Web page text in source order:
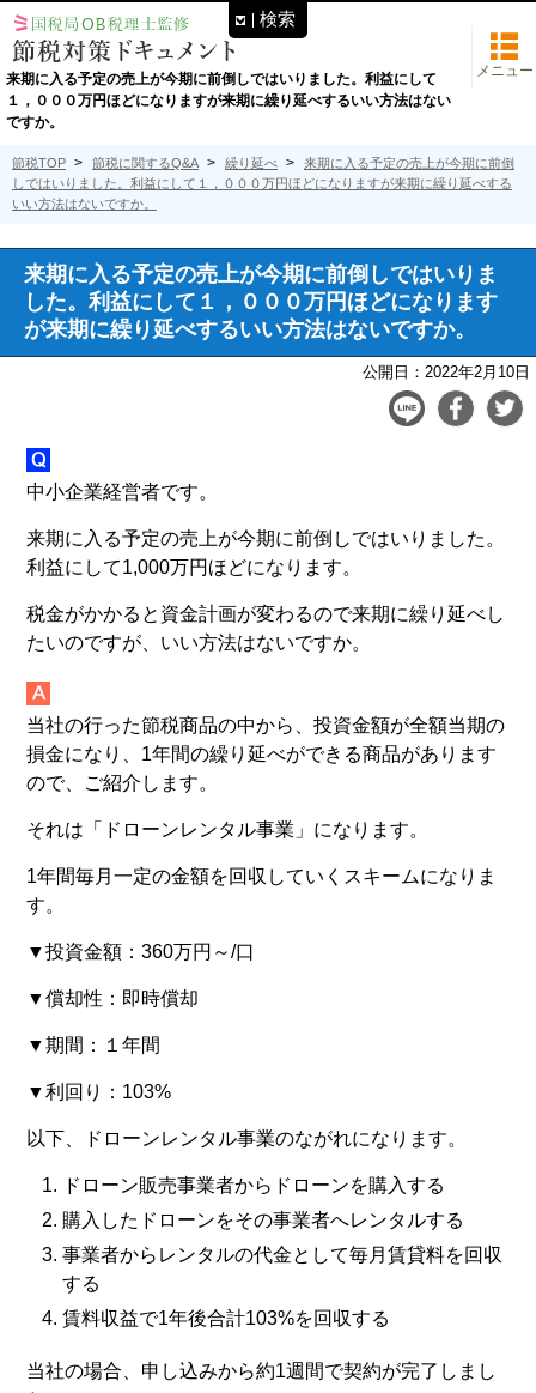
来期に入る予定の売上が今期に前倒しではいりました。利益にして
１，０００万円ほどになりますが来期に繰り延べするいい方法はない
ですか。
メニュー
節税TOP 節税に関するQ&A 繰り延べ
来期に入る予定の売上が今期に前倒
しではいりました。利益にして１，０００万円ほどになりますが来期に繰り延べする
いい方法はないですか。
来期に入る予定の売上が今期に前倒しではいりま
した。利益にして１，０００万円ほどになります
が来期に繰り延べするいい方法はないですか。
公開日： 2022年2月10日
中小企業経営者です。
来期に入る予定の売上が今期に前倒しではいりました。
利益にして1,000万円ほどになります。
税金がかかると資金計画が変わるので来期に繰り延べし
たいのですが、いい方法はないですか。
当社の行った節税商品の中から、投資金額が全額当期の
損金になり、1年間の繰り延べができる商品があります
ので、ご紹介します。
それは「ドローンレンタル事業」になります。
1年間毎月一定の金額を回収していくスキームになりま
す。
▼投資金額：360万円～/口
▼償却性：即時償却
▼期間：１年間
▼利回り：103%
以下、ドローンレンタル事業のながれになります。
ドローン販売事業者からドローンを購入する
購入したドローンをその事業者へレンタルする
事業者からレンタルの代金として毎月賃貸料を回収
する
賃料収益で1年後合計103%を回収する
当社の場合、申し込みから約1週間で契約が完了しまし
検索